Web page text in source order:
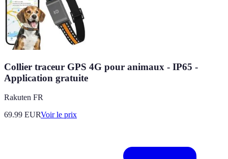
Collier traceur GPS 4G pour animaux - IP65 -
Application gratuite
Rakuten FR
69.99 EURVoir le prix